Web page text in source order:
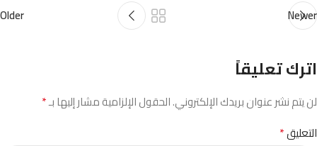
Newer
Older
اترك تعليقاً
لن يتم نشر عنوان بريدك الإلكتروني.الحقول الإلزامية مشار إليها بـ*
التعليق*